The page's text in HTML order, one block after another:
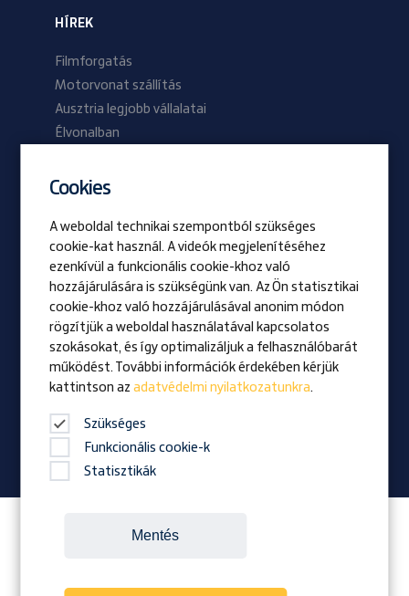
HÍREK
Filmforgatás
Motorvonat szállítás
Ausztria legjobb vállalatai
Élvonalban
2023/02 lapszám
Be Prangl
Nyitott pozíciók
Vizio
Kitüntetés
Családi vállalkozás
Hírek
Vállalati magazin
Itt követheted a Prangl-t:
Cookies
A weboldal technikai szempontból szükséges
cookie-kat használ. A videók megjelenítéséhez
ezenkívül a funkcionális cookie-khoz való
hozzájárulására is szükségünk van. Az Ön statisztikai
cookie-khoz való hozzájárulásával anonim módon
rögzítjük a weboldal használatával kapcsolatos
szokásokat, és így optimalizáljuk a felhasználóbarát
működést. További információk érdekében kérjük
kattintson azadatvédelmi nyilatkozatunkra.
Szükséges
Funkcionális cookie-k
Statisztikák
Mentés